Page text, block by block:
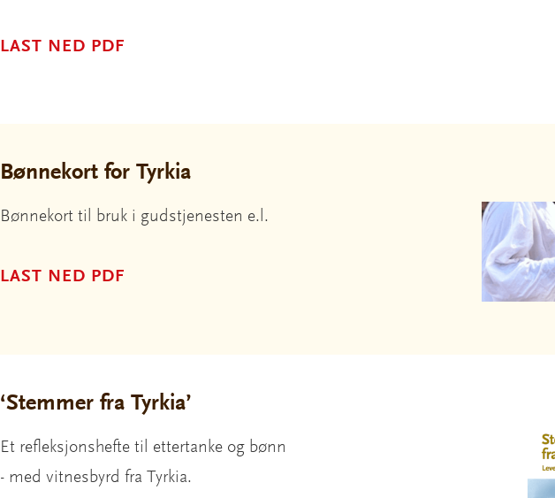
LAST NED PDF
Bønnekort for Tyrkia
Bønnekort til bruk i gudstjenesten e.l.
LAST NED PDF
‘Stemmer fra Tyrkia’
Et refleksjonshefte til ettertanke og bønn
- med vitnesbyrd fra Tyrkia.